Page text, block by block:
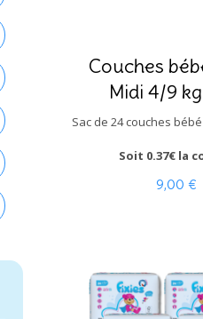
Couches
Midi 4/9
Soit 0.37€ la
Prix
9,00 €